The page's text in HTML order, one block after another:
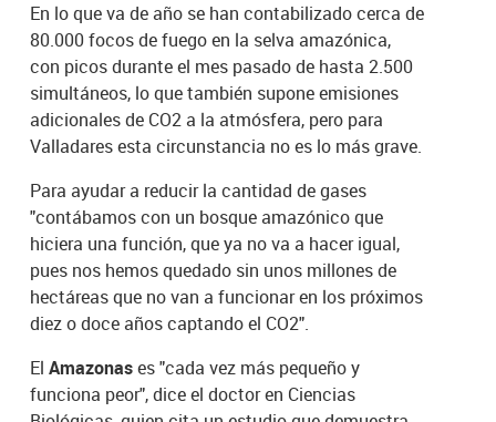
En lo que va de año se han contabilizado cerca de
80.000 focos de fuego en la selva amazónica,
con picos durante el mes pasado de hasta 2.500
simultáneos, lo que también supone emisiones
adicionales de CO2 a la atmósfera, pero para
Valladares esta circunstancia no es lo más grave.
Para ayudar a reducir la cantidad de gases
"contábamos con un bosque amazónico que
hiciera una función, que ya no va a hacer igual,
pues nos hemos quedado sin unos millones de
hectáreas que no van a funcionar en los próximos
diez o doce años captando el CO2".
ElAmazonases "cada vez más pequeño y
funciona peor", dice el doctor en Ciencias